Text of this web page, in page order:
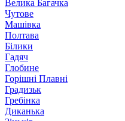
Велика Багачка
Чутове
Машівка
Полтава
Білики
Гадяч
Глобине
Горішні Плавні
Градизьк
Гребінка
Диканька